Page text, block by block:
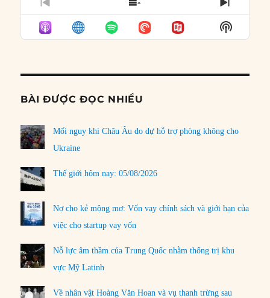
PREVIOUS
EPISODE
SHOW
EPISODES
LIST
NEXT
Show
Podcast
BÀI ĐƯỢC ĐỌC NHIỀU
Mối nguy khi Châu Âu do dự hỗ trợ phòng không cho
Ukraine
Thế giới hôm nay: 05/08/2026
Nợ cho kẻ mộng mơ: Vốn vay chính sách và giới hạn của
việc cho startup vay vốn
Nỗ lực âm thầm của Trung Quốc nhằm thống trị khu
vực Mỹ Latinh
Về nhân vật Hoàng Văn Hoan và vụ thanh trừng sau